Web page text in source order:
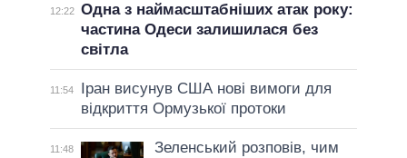
12:22 Одна з наймасштабніших атак року:
частина Одеси залишилася без
світла
11:54
Іран висунув США нові вимоги для
відкриття Ормузької протоки
11:48
Зеленський розповів, чим